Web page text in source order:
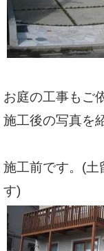
お庭の工事もご
施工後の写真を
施工前です。(
す)